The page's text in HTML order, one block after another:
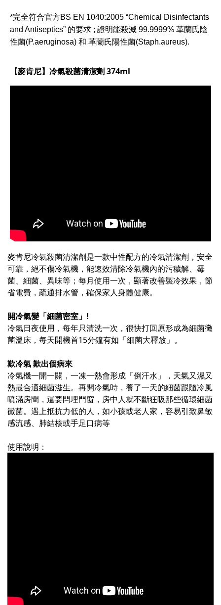
*完全符合官方BS EN 1040:2005 “Chemical Disinfectants
and Antiseptics” 的要求 ; 證明能殺滅 99.9999% 革蘭氏陰
性菌(P.aeruginosa) 和 革蘭氏陽性菌(Staph.aureus).
【麥肯尼】冷氣殺菌清潔劑 374ml
麥肯尼冷氣殺菌清潔劑是一款中性配方的冷氣清潔劑，安全
可靠，絕不傷冷氣機，能速效清除冷氣機內的污穢解、霉
菌、細菌、異味等；每月使用一次，顯著改善製冷效果，節
省電費，疏通排水管，確保家人身體健康。
開冷氣變「細菌密室」!
冷氣日夜使用，每年只清洗一次，很快打回原形成為細菌黴
菌溫床，每天開機首15分鐘有如「細菌大釋放」。
歎冷氣 歎出個病來
冷氣機一開一關，一凍一熱會形成「倒汗水」，天氣又濕又
熱最合適細菌滋生。再開冷氣時，養了一天的細菌跟隨冷風
噴滿房間，還要閂埋門窗，房中人就不斷狂吸那些循環細菌
黴菌。遇上抵抗力低的人，如小孩或老人家，容易引致鼻敏
感流感、肺結核或手足口病等
使用說明：